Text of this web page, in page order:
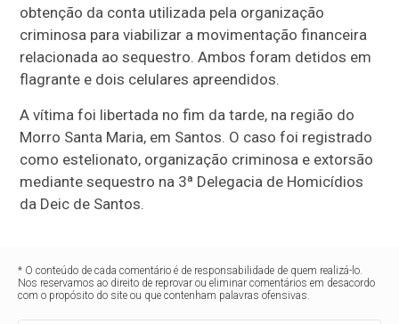
obtenção da conta utilizada pela organização
criminosa para viabilizar a movimentação financeira
relacionada ao sequestro. Ambos foram detidos em
flagrante e dois celulares apreendidos.
A vítima foi libertada no fim da tarde, na região do
Morro Santa Maria, em Santos. O caso foi registrado
como estelionato, organização criminosa e extorsão
mediante sequestro na 3ª Delegacia de Homicídios
da Deic de Santos.
* O conteúdo de cada comentário é de responsabilidade de quem realizá-lo.
Nos reservamos ao direito de reprovar ou eliminar comentários em desacordo
com o propósito do site ou que contenham palavras ofensivas.